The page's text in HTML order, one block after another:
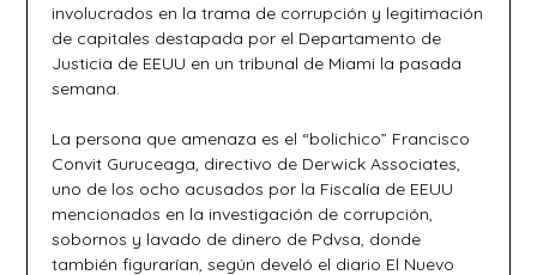
involucrados en la trama de corrupción y legitimación
de capitales destapada por el Departamento de
Justicia de EEUU en un tribunal de Miami la pasada
semana.
La persona que amenaza es el “bolichico” Francisco
Convit Guruceaga, directivo de Derwick Associates,
uno de los ocho acusados por la Fiscalía de EEUU
mencionados en la investigación de corrupción,
sobornos y lavado de dinero de Pdvsa, donde
también figurarían, según develó el diario El Nuevo